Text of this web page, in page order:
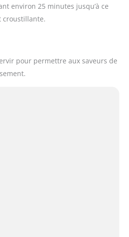
environ 25 minutes jusqu’à ce
croustillante.
pour permettre aux saveurs de